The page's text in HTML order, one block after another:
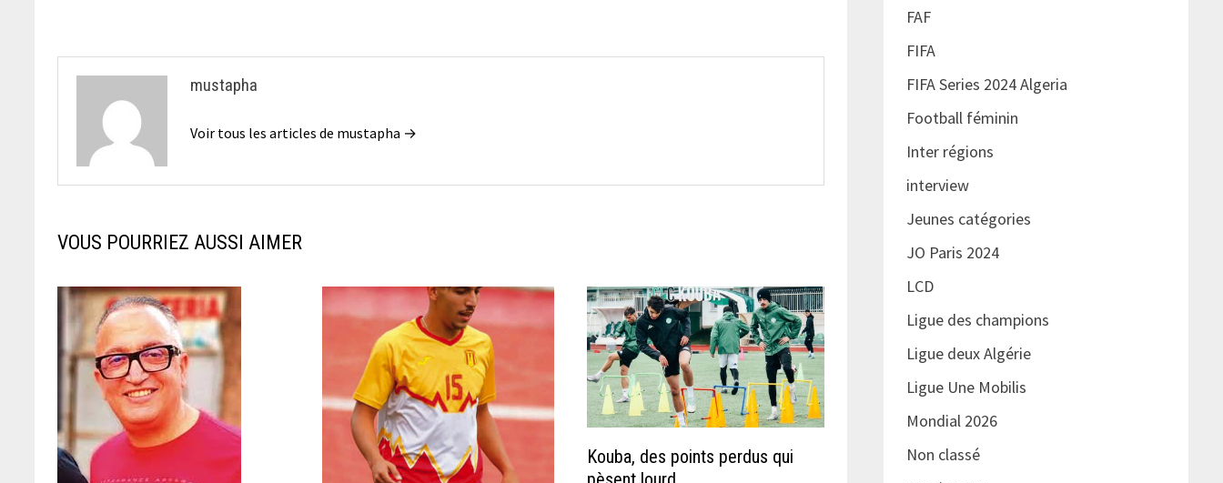
mustapha
Voir tous les articles de mustapha →
VOUS POURRIEZ AUSSI AIMER
Kouba, des points perdus qui
FAF
FIFA
FIFA Series 2024 Algeria
Football féminin
Inter régions
interview
Jeunes catégories
JO Paris 2024
LCD
Ligue des champions
Ligue deux Algérie
Ligue Une Mobilis
Mondial 2026
Non classé